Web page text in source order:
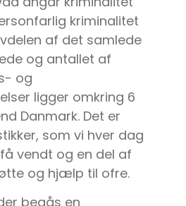
kriminalitet
af det samlede
og antallet af
og
ligger omkring 6
Danmark. Det er
som vi hver dag
vendt og en del af
og hjælp til ofre.
begås en